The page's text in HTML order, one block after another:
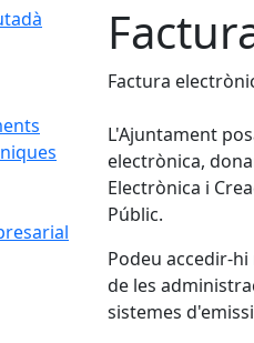
Factura
L'Ajuntament
electrònica,
Electrònica i
Públic.
Podeu accedir-
de les
sistemes